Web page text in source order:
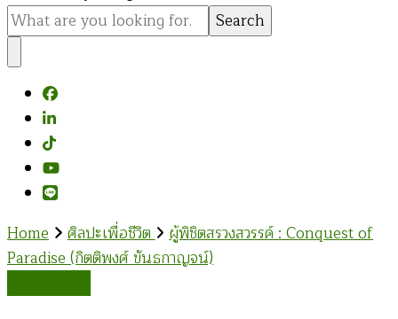
for
Something?
Home ศิลปะเพื่อชีวิต ผู้พิชิตสรวงสวรรค์ : Conquest of
Paradise (กิตติพงศ์ ขันธกาญจน์)